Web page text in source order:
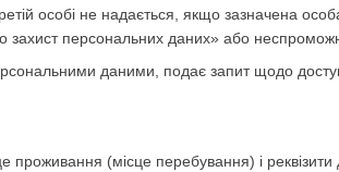
особі не надається, якщо зазначена
захист персональних даних» або
даними, подає запит щодо
проживання (місце перебування) і